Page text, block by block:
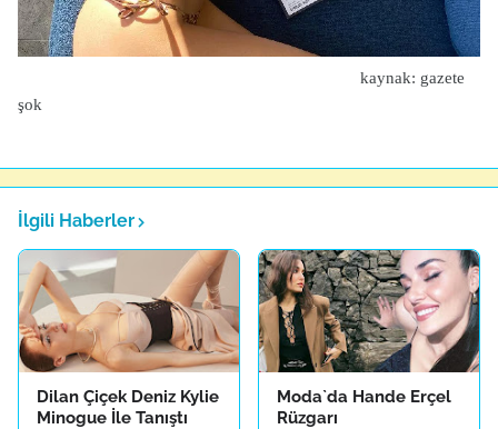
kaynak: gazete
şok
İlgili Haberler
Dilan Çiçek Deniz Kylie
Minogue İle Tanıştı
Moda`da Hande Erçel
Rüzgarı